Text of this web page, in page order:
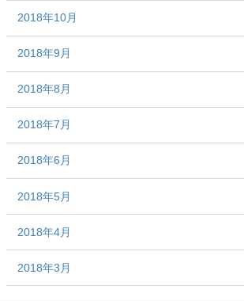
2018年10月
2018年9月
2018年8月
2018年7月
2018年6月
2018年5月
2018年4月
2018年3月